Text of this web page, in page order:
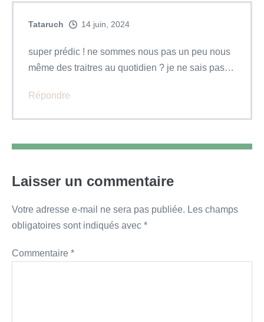
Tataruch 14 juin, 2024
super prédic ! ne sommes nous pas un peu nous
même des traitres au quotidien ? je ne sais pas…
Répondre
Laisser un commentaire
Votre adresse e-mail ne sera pas publiée. Les champs
obligatoires sont indiqués avec *
Commentaire *